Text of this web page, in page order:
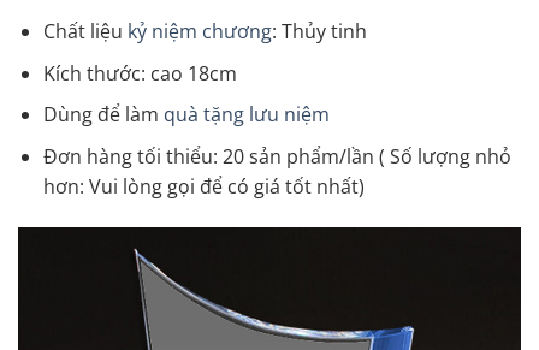
Chất liệu kỷ niệm chương: Thủy tinh
Kích thước: cao 18cm
Dùng để làm quà tặng lưu niệm
Đơn hàng tối thiểu: 20 sản phẩm/lần ( Số lượng nhỏ
hơn: Vui lòng gọi để có giá tốt nhất)